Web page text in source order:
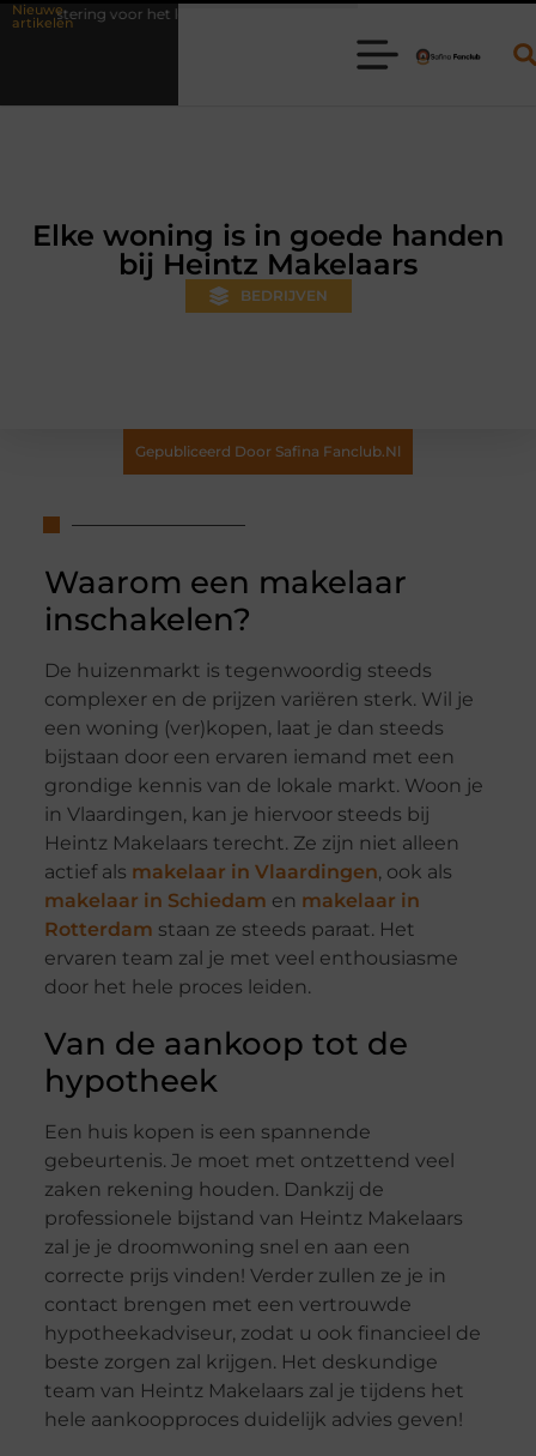
Nieuwe
artikelen
leven Waarom online vlees bestellen steeds gewoner wordt
Elke woning is in goede handen
bij Heintz Makelaars
BEDRIJVEN
Gepubliceerd Door Safina Fanclub.nl
Waarom een makelaar
inschakelen?
De huizenmarkt is tegenwoordig steeds
complexer en de prijzen variëren sterk. Wil je
een woning (ver)kopen, laat je dan steeds
bijstaan door een ervaren iemand met een
grondige kennis van de lokale markt. Woon je
in Vlaardingen, kan je hiervoor steeds bij
Heintz Makelaars terecht. Ze zijn niet alleen
actief als makelaar in Vlaardingen, ook als
makelaar in Schiedam en makelaar in
Rotterdam staan ze steeds paraat. Het
ervaren team zal je met veel enthousiasme
door het hele proces leiden.
Van de aankoop tot de
hypotheek
Een huis kopen is een spannende
gebeurtenis. Je moet met ontzettend veel
zaken rekening houden. Dankzij de
professionele bijstand van Heintz Makelaars
zal je je droomwoning snel en aan een
correcte prijs vinden! Verder zullen ze je in
contact brengen met een vertrouwde
hypotheekadviseur, zodat u ook financieel de
beste zorgen zal krijgen. Het deskundige
team van Heintz Makelaars zal je tijdens het
hele aankoopproces duidelijk advies geven!